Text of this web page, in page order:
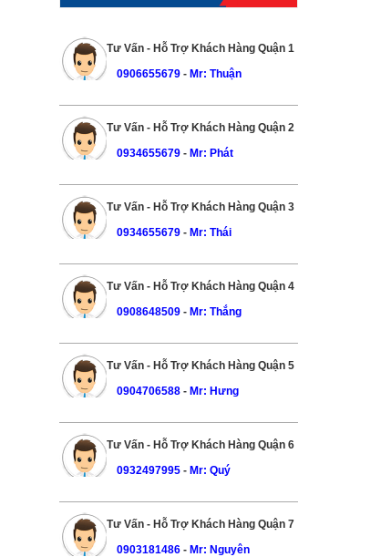
Tư Vấn - Hỗ Trợ Khách Hàng Quận 1
0906655679 - Mr: Thuận
Tư Vấn - Hỗ Trợ Khách Hàng Quận 2
0934655679 - Mr: Phát
Tư Vấn - Hỗ Trợ Khách Hàng Quận 3
0934655679 - Mr: Thái
Tư Vấn - Hỗ Trợ Khách Hàng Quận 4
0908648509 - Mr: Thắng
Tư Vấn - Hỗ Trợ Khách Hàng Quận 5
0904706588 - Mr: Hưng
Tư Vấn - Hỗ Trợ Khách Hàng Quận 6
0932497995 - Mr: Quý
Tư Vấn - Hỗ Trợ Khách Hàng Quận 7
0903181486 - Mr: Nguyên